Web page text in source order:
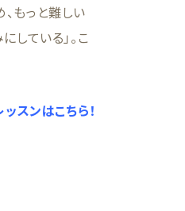
もっと難しい
している」。こ
スンはこちら！